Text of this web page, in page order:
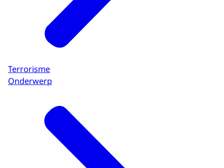
Terrorisme
Onderwerp